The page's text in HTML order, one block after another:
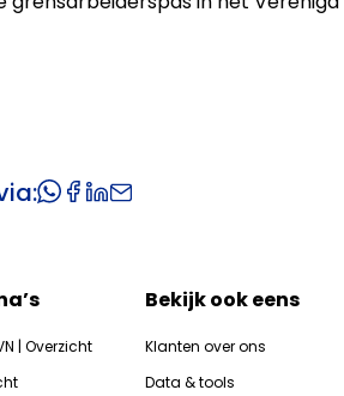
| Overzicht
Bekijk ook eens
Klanten over ons
Data & tools